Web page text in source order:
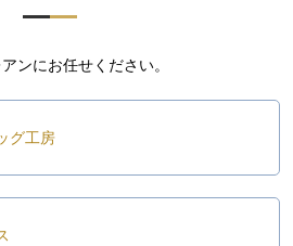
ンにお任せください。
グ工房